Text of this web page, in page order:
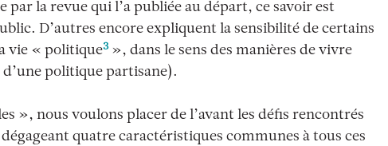
par la revue qui l’a publiée au départ, ce savoir est
D’autres encore expliquent la sensibilité de certains
vie « politique3», dans le sens des manières de vivre
d’une politique partisane).
», nous voulons placer de l’avant les défis rencontrés
quatre caractéristiques communes à tous ces